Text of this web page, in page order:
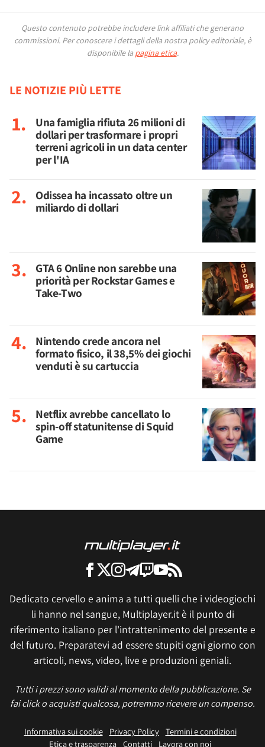
Questo contenuto potrebbe includere link affiliati che generano
commissioni. Per conoscere i dettagli della nostra policy editoriale, è
disponibile la pagina etica.
LE NOTIZIE PIÙ LETTE
Una famiglia rifiuta 26 milioni di
dollari per trasformare i propri
terreni agricoli in un data center
per l'IA
Odissea ha incassato oltre un
miliardo di dollari
GTA 6 Online non sarebbe una
priorità per Rockstar Games e
Take-Two
Nintendo crede ancora nel
formato fisico, il 38,5% dei giochi
venduti è su cartuccia
Netflix avrebbe cancellato lo
spin-off statunitense di Squid
Game
Dedicato cervello e anima a tutti quelli che i videogiochi
li hanno nel sangue, Multiplayer.it è il punto di
riferimento italiano per l'intrattenimento del presente e
del futuro. Preparatevi ad essere stupiti ogni giorno con
articoli, news, video, live e produzioni geniali.
Tutti i prezzi sono validi al momento della pubblicazione. Se
fai click o acquisti qualcosa, potremmo ricevere un compenso.
Informativa sui cookie Privacy Policy
Termini e condizioni
Etica e trasparenza Contatti Lavora con noi